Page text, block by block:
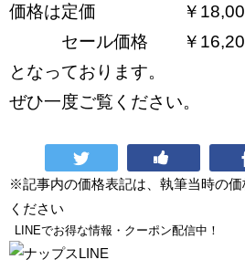
価格は定価 ￥
セール価格 ￥
となっております。
ぜひ一度ご覧ください。
※記事内の価格表記は、執筆当時の
ください
LINEでお得な情報・クーポン配信中！